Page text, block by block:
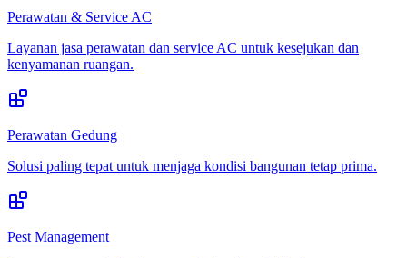
Perawatan & Service AC
Layanan jasa perawatan dan service AC untuk kesejukan dan
kenyamanan ruangan.
Perawatan Gedung
Solusi paling tepat untuk menjaga kondisi bangunan tetap prima.
Pest Management